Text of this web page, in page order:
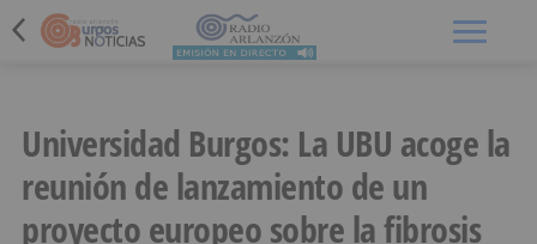
Universidad Burgos: La UBU acoge la
reunión de lanzamiento de un
proyecto europeo sobre la fibrosis